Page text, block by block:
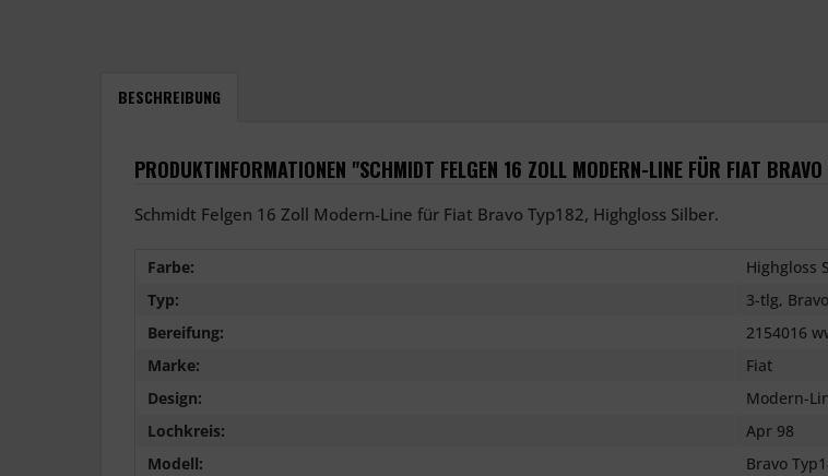
BESCHREIBUNG
PRODUKTINFORMATIONEN "SCHMIDT FELGEN 16 ZOLL MODERN-LINE FÜR FIAT
Schmidt Felgen 16 Zoll Modern-Line für Fiat Bravo Typ182, Highgloss Silber.
Farbe:
Highgloss
Typ:
3-tlg, Bravo
Bereifung:
2154016
Marke:
Fiat
Design:
Modern-
Lochkreis:
Apr 98
Modell:
Bravo